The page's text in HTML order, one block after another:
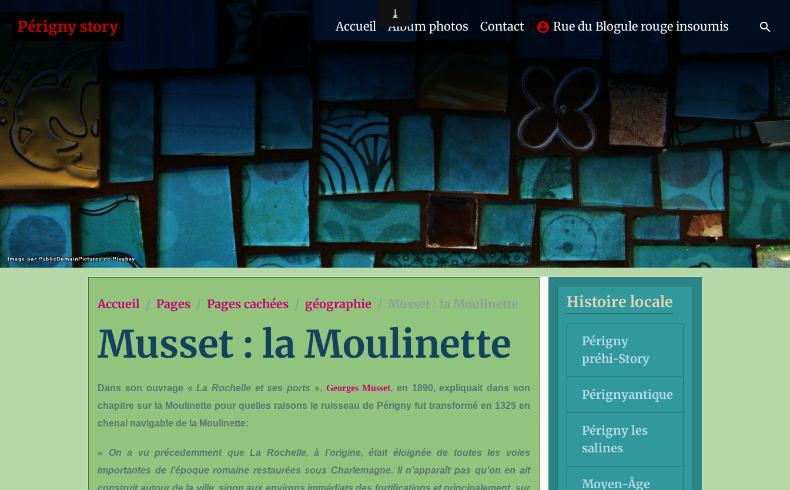
Périgny story Accueil Album photos Contact Rue du Blogule rouge insoumis
Accueil Pages Pages cachées géographie Musset : la Moulinette
Musset : la Moulinette
Dans son ouvrage «La Rochelle et ses ports », Georges Musset, en 1890, expliquait dans son
chapitre sur la Moulinette pour quelles raisons le ruisseau de Périgny fut transformé en 1325 en
chenal navigable de la Moulinette:
« On a vu précedemment que La Rochelle, à l’origine, était éloignée de toutes les voies
importantes de l’époque romaine restaurées sous Charlemagne. Il n’apparaît pas qu’on en ait
construit autour de la ville, sinon aux environs immédiats des fortifications et principalement, sur
Histoire locale
Périgny
préhi-Story
Pérignyantique
Périgny les
salines
Moyen-Âge